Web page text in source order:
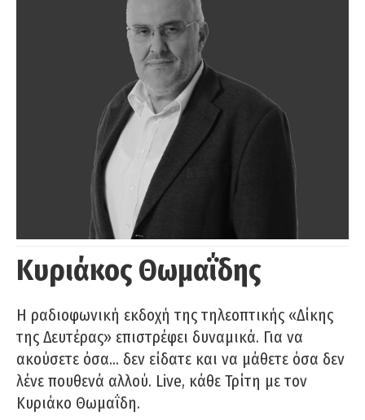
Κυριάκος Θωμαΐδης
Η ραδιοφωνική εκδοχή της τηλεοπτικής «Δίκης
της Δευτέρας» επιστρέφει δυναμικά. Για να
ακούσετε όσα… δεν είδατε και να μάθετε όσα δεν
λένε πουθενά αλλού. Live, κάθε Τρίτη με τον
Κυριάκο Θωμαΐδη.